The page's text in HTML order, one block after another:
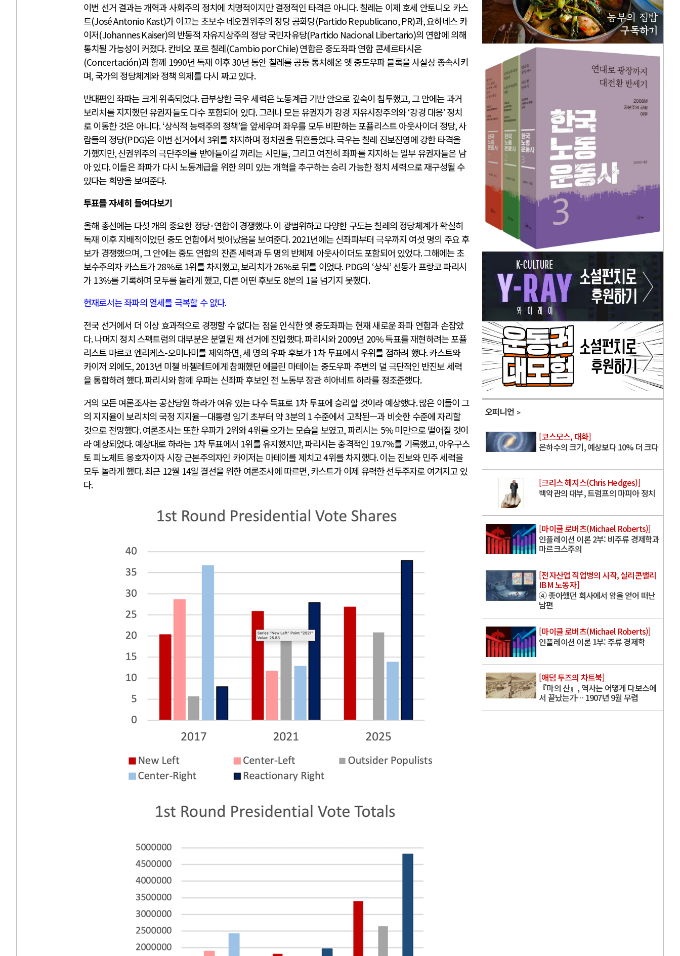
이번 선거 결과는 개혁과 사회주의 정치에 치명적이지만 결정적인 타격은 아니다.칠레는 이제 호세 안토니오 카스
트(José Antonio Kast)가 이끄는 초보수 네오권위주의 정당 공화당(Partido Republicano, PR)과,요하네스 카
이저(Johannes Kaiser)의 반동적 자유지상주의 정당 국민자유당(Partido Nacional Libertario)의 연합에 의해
통치될 가능성이 커졌다.칸비오 포르 칠레(Cambio por Chile)연합은 중도좌파 연합 콘세르타시온
(Concertación)과 함께 1990년 독재 이후30년 동안 칠레를 공동 통치해온 옛 중도우파 블록을 사실상 종속시키
며, 국가의 정당체계와 정책 의제를 다시 짜고 있다.
반대편인 좌파는 크게 위축되었다.급부상한 극우 세력은 노동계급 기반 안으로 깊숙이 침투했고,그 안에는 과거
보리치를 지지했던 유권자들도 다수 포함되어 있다.그러나 모든 유권자가 강경 자유시장주의와‘강경 대응’ 정치
로 이동한 것은 아니다. ‘상식적 능력주의 정책’을 앞세우며 좌우를 모두 비판하는 포퓰리스트 아웃사이더 정당,사
람들의 정당(PDG)은 이번 선거에서 3위를 차지하며 정치권을 뒤흔들었다.극우는 칠레 진보진영에 강한 타격을
가했지만,신권위주의 극단주의를 받아들이길 꺼리는 시민들,그리고 여전히 좌파를 지지하는 일부 유권자들은 남
아 있다.이들은 좌파가 다시 노동계급을 위한 의미 있는 개혁을 추구하는 승리 가능한 정치 세력으로 재구성될 수
있다는 희망을 보여준다.
투표를 자세히 들여다보기
올해 총선에는 다섯 개의 중요한 정당·연합이 경쟁했다.이 광범위하고 다양한 구도는 칠레의 정당체계가 확실히
독재 이후 지배적이었던 중도 연합에서 벗어났음을 보여준다. 2021년에는 신좌파부터 극우까지 여섯 명의 주요 후
보가 경쟁했으며,그 안에는 중도 연합의 잔존 세력과 두 명의 반체제 아웃사이더도 포함되어 있었다.그해에는 초
보수주의자 카스트가28%로 1위를 차지했고,보리치가26%로 뒤를 이었다. PDG의 ‘상식’ 선동가 프랑코 파리시
가 13%를 기록하며 모두를 놀라게 했고, 다른 어떤 후보도 8분의 1을 넘기지 못했다.
현재로서는 좌파의 열세를 극복할 수 없다.
전국 선거에서 더 이상 효과적으로 경쟁할 수 없다는 점을 인식한 옛 중도좌파는 현재 새로운 좌파 연합과 손잡았
다.나머지 정치 스펙트럼의 대부분은 분열된 채 선거에 진입했다.파리시와2009년 20%득표를 재현하려는 포퓰
리스트 마르코 엔리케스-오미나미를 제외하면,세 명의 우파 후보가 1차 투표에서 우위를 점하려 했다.카스트와
카이저 외에도, 2013년 미첼 바첼레트에게 참패했던 에블린 마테이는 중도우파 주변의 덜 극단적인 반진보 세력
을 통합하려 했다.파리시와 함께 우파는 신좌파 후보인 전 노동부 장관 히아네트 하라를 정조준했다.
거의 모든 여론조사는 공산당원 하라가 여유 있는 다수 득표로 1차 투표에 승리할 것이라 예상했다.많은 이들이 그
의 지지율이 보리치의 국정 지지율—대통령 임기 초부터 약3분의 1 수준에서 고착된—과 비슷한 수준에 자리할
것으로 전망했다.여론조사는 또한 우파가 2위와4위를 오가는 모습을 보였고,파리시는 5%미만으로 떨어질 것이
라 예상되었다.예상대로 하라는 1차 투표에서 1위를 유지했지만,파리시는 충격적인 19.7%를 기록했고,아우구스
토 피노체트 옹호자이자 시장 근본주의자인 카이저는 마테이를 제치고4위를 차지했다.이는 진보와 민주 세력을
모두 놀라게 했다.최근 12월 14일 결선을 위한 여론조사에 따르면,카스트가 이제 유력한 선두주자로 여겨지고 있
다.
오피니언
[코스모스, 대화]
은하수의 크기, 예상보다 10% 더 크다
[크리스 헤지스(Chris Hedges)]
백악관의 대부, 트럼프의 마피아 정치
[마이클 로버츠(Michael Roberts)]
인플레이션 이론 2부: 비주류 경제학과
마르크스주의
[전자산업 직업병의 시작, 실리콘밸리
IBM 노동자]
④ 좋아했던 회사에서 암을 얻어 떠난
남편
[마이클 로버츠(Michael Roberts)]
인플레이션 이론 1부: 주류 경제학
[애덤 투즈의 차트북]
『마의 산』, 역사는 어떻게 다보스에
서 끝났는가… 1907년 9월 무렵